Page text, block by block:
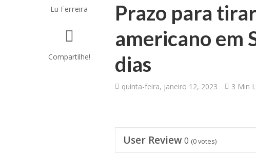
Lu Ferreira
Compartilhe!
Prazo para
americano em
dias
quinta-feira, janeiro 12, 2023 3 Min
User Review0 (0votes)